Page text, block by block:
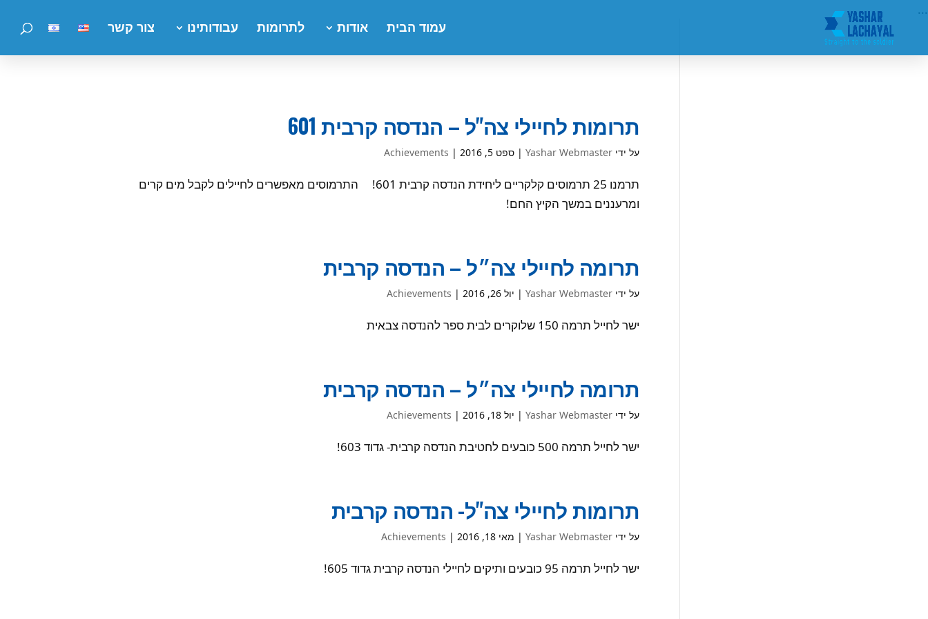
...
עמוד הבית אודות לתרומות עבודותינו צור קשר
תרומות לחיילי צה"ל – הנדסה קרבית 601
על ידי Yashar Webmaster
| ספט 5, 2016 |
Achievements
תרמנו 25 תרמוסים קלקריים ליחידת הנדסה קרבית 601! התרמוסים מאפשרים לחיילים לקבל מים קרים
ומרעננים במשך הקיץ החם!
תרומה לחיילי צה״ל – הנדסה קרבית
על ידי Yashar Webmaster
| יול 26, 2016 |
Achievements
ישר לחייל תרמה 150 שלוקרים לבית ספר להנדסה צבאית
תרומה לחיילי צה״ל – הנדסה קרבית
על ידי Yashar Webmaster
| יול 18, 2016 |
Achievements
ישר לחייל תרמה 500 כובעים לחטיבת הנדסה קרבית- גדוד 603!
תרומות לחיילי צה"ל- הנדסה קרבית
על ידי Yashar Webmaster
| מאי 18, 2016 |
Achievements
ישר לחייל תרמה 95 כובעים ותיקים לחיילי הנדסה קרבית גדוד 605!